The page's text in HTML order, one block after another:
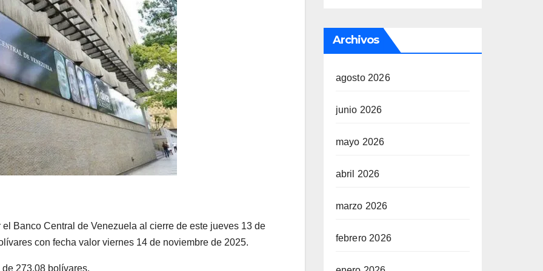
Banco Central de Venezuela al cierre de este jueves 13 de
con fecha valor viernes 14 de noviembre de 2025.
273,08 bolívares.
Archivos
agosto 2026
junio 2026
mayo 2026
abril 2026
marzo 2026
febrero 2026